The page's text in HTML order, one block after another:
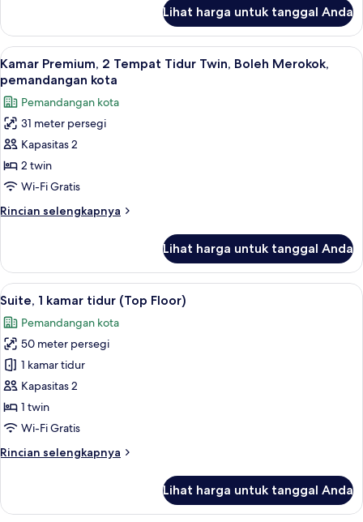
Kamar
Standar
Lihat harga untuk tanggal Anda
Lihat
semua
foto
untuk
Kamar
Premium,
2
Tempat
Tidur
Twin,
Merokok,
pemandangan
kota
Brankas, meja kerja, ruang kerja
12
Kamar Premium, 2 Tempat Tidur Twin, Boleh Merokok,
pemandangan kota
Pemandangan kota
31 meter persegi
Kapasitas 2
2 twin
Wi-Fi Gratis
Rincian selengkapnya
Rincian
Kamar
Premium,
2
Tidur
Twin,
Boleh
Merokok,
pemandangan
kota
Lihat harga untuk tanggal Anda
Lihat
semua
foto
untuk
Suite,
1
kamar
tidur
Floor)
Brankas, meja kerja, ruang kerja
22
Suite, 1 kamar tidur (Top Floor)
Pemandangan kota
50 meter persegi
1 kamar tidur
Kapasitas 2
1 twin
Wi-Fi Gratis
Rincian selengkapnya
Rincian
Suite,
Lihat harga untuk tanggal Anda